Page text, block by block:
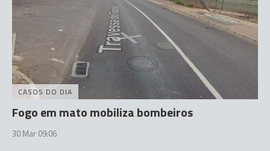
CASOS DO DIA
Fogo em mato mobiliza bombeiros
30 Mar 09:06